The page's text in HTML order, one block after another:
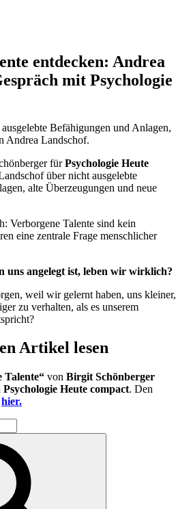
entdecken: Andrea
mit Psychologie
Befähigungen und Anlagen,
Andrea Landschof.
fürPsychologie Heute
über nicht ausgelebte
alte Überzeugungen und neue
Verborgene Talente sind kein
eine zentrale Frage menschlicher
uns angelegt ist, leben wir wirklich?
weil wir gelernt haben, uns kleiner,
zu verhalten, als es unserem
Artikel lesen
Talente“ von Birgit Schönberger
Psychologie Heute compact. Den
hier.